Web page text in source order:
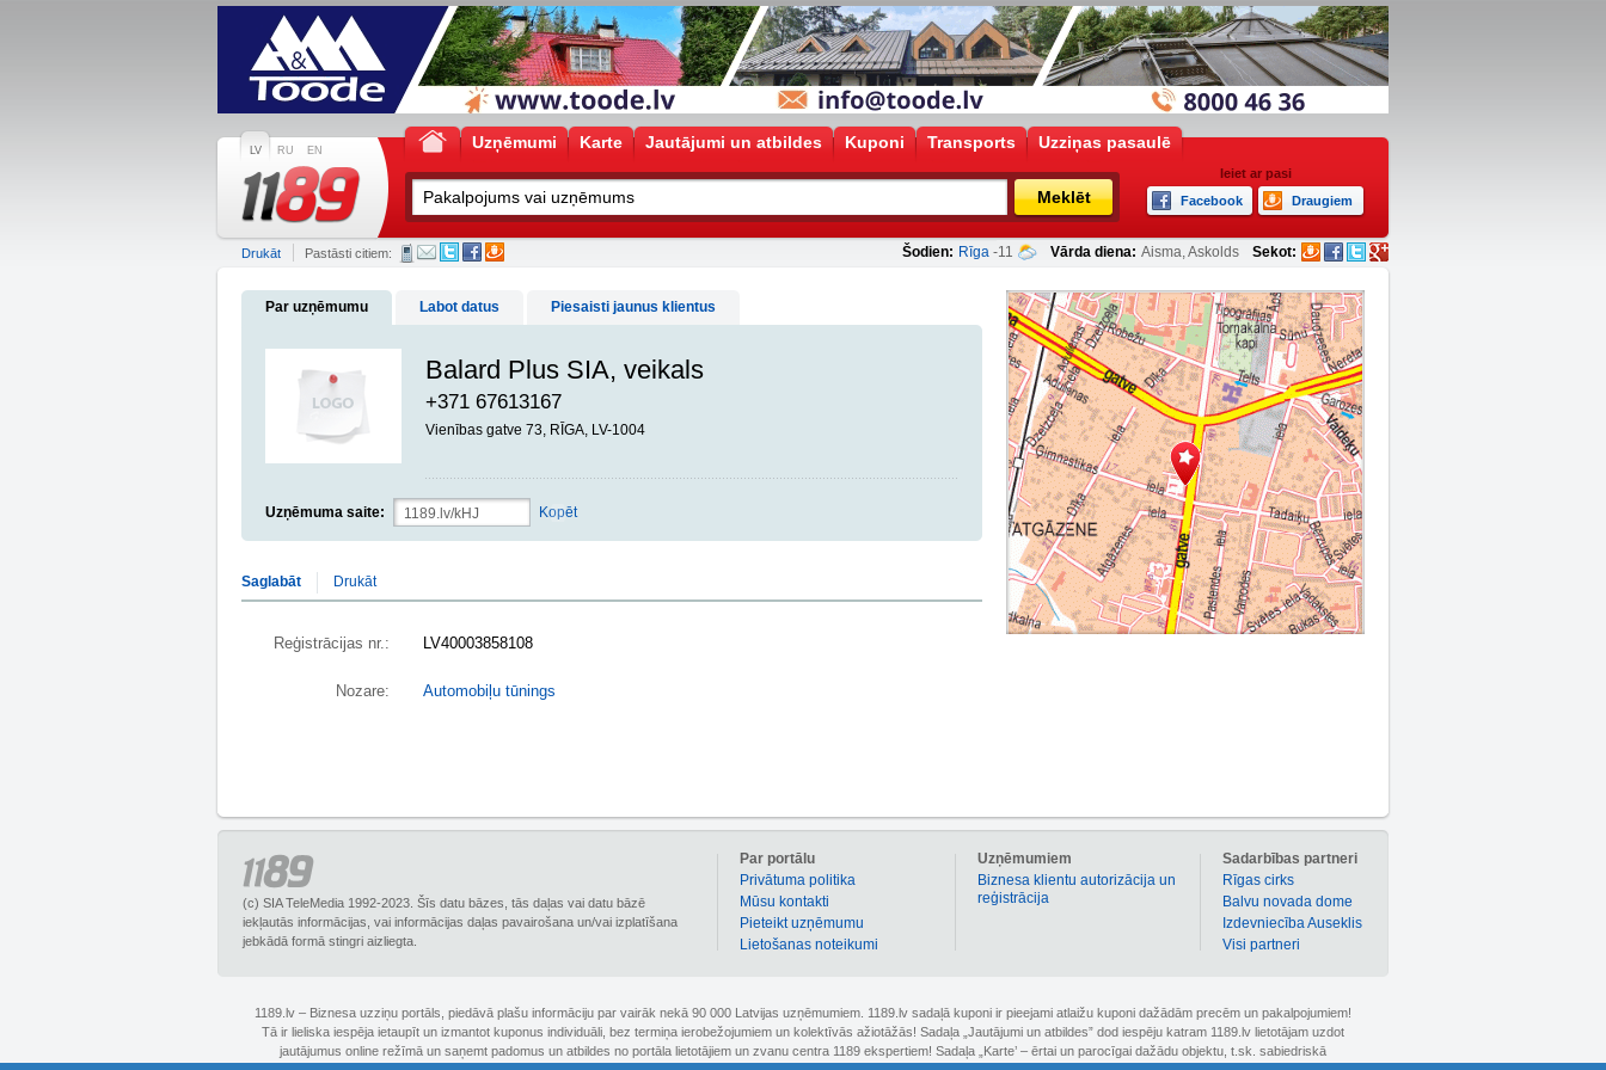
LV RU EN Uzņēmumi Karte Jautājumi un atbildes Kuponi Transports Uzziņas pasaulē
Meklēt
Ieiet ar pasi
Facebook
Draugiem
Šodien: Rīga -11 Vārda diena: Aisma, Askolds Sekot:
Drukāt Pastāsti citiem:
Par uzņēmumu Labot datus Piesaisti jaunus klientus
Balard Plus SIA, veikals
+371 67613167
Vienības gatve 73, RĪGA, LV-1004
Uzņēmuma saite: Kopēt
Saglabāt Drukāt
Reģistrācijas nr.: LV40003858108
Nozare: Automobiļu tūnings
(c) SIA TeleMedia 1992-2023. Šīs datu bāzes, tās daļas vai datu bāzē
iekļautās informācijas, vai informācijas daļas pavairošana un/vai izplatīšana
jebkādā formā stingri aizliegta.
Sadarbības partneri
Rīgas cirks
Balvu novada dome
Izdevniecība Auseklis
Visi partneri
Uzņēmumiem
Biznesa klientu autorizācija un
reģistrācija
Par portālu
Privātuma politika
Mūsu kontakti
Pieteikt uzņēmumu
Lietošanas noteikumi
1189.lv – Biznesa uzziņu portāls, piedāvā plašu informāciju par vairāk nekā 90 000 Latvijas uzņēmumiem. 1189.lv sadaļā kuponi ir pieejami atlaižu kuponi dažādām precēm un pakalpojumiem!
Tā ir lieliska iespēja ietaupīt un izmantot kuponus individuāli, bez termiņa ierobežojumiem un kolektīvās ažiotāžās! Sadaļa „Jautājumi un atbildes” dod iespēju katram 1189.lv lietotājam uzdot
jautājumus online režīmā un saņemt padomus un atbildes no portāla lietotājiem un zvanu centra 1189 ekspertiem! Sadaļa „Karte’ – ērtai un parocīgai dažādu objektu, t.sk. sabiedriskā